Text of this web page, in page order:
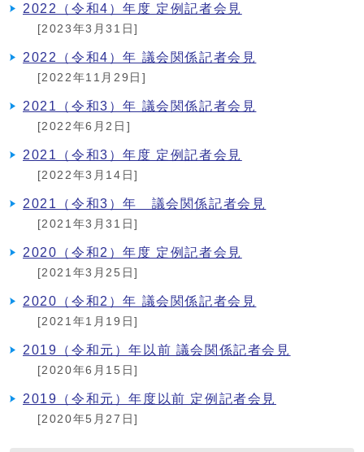
2022（令和4）年度 定例記者会見
[2023年3月31日]
2022（令和4）年 議会関係記者会見
[2022年11月29日]
2021（令和3）年 議会関係記者会見
[2022年6月2日]
2021（令和3）年度 定例記者会見
[2022年3月14日]
2021（令和3）年 議会関係記者会見
[2021年3月31日]
2020（令和2）年度 定例記者会見
[2021年3月25日]
2020（令和2）年 議会関係記者会見
[2021年1月19日]
2019（令和元）年以前 議会関係記者会見
[2020年6月15日]
2019（令和元）年度以前 定例記者会見
[2020年5月27日]